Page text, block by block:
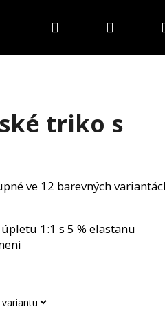
Hledat
triko s
ve 12 barevných
1:1 s 5 % elastanu